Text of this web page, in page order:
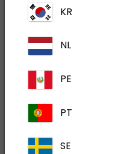
Colombie-
(604) 323-4169
Peter Thomasen
Britannique
KR
NL
PE
PT
SE